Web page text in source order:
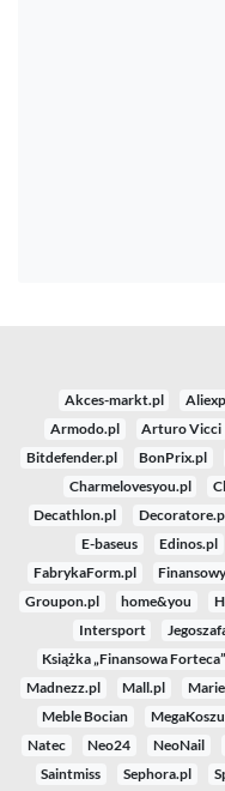
Akces-markt.pl
Armodo.pl
Arturo Vicci
Bitdefender.pl
BonPrix.pl
Charmelovesyou.pl
Decathlon.pl
E-baseus
Edinos.pl
FabrykaForm.pl
Groupon.pl
home&you
Intersport
Książka „Finansowa
Madnezz.pl
Mall.pl
Meble Bocian
Natec
Neo24 NeoNail
Saintmiss
Sephora.pl